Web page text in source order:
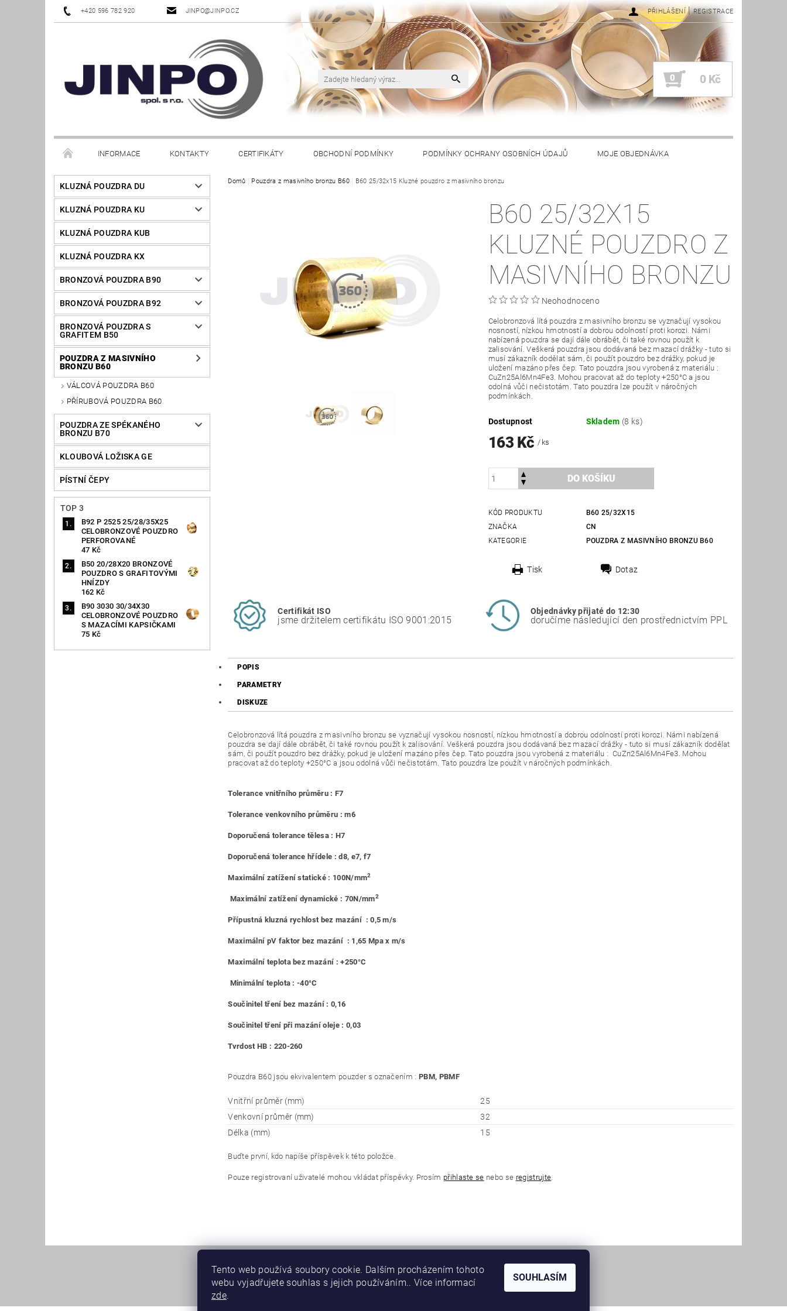
+420 596 782 920 JINPO@JINPO.CZ PŘIHLÁŠENÍ | REGISTRACE
0 0 Kč
INFORMACE KONTAKTY CERTIFIKÁTY OBCHODNÍ PODMÍNKY PODMÍNKY OCHRANY OSOBNÍCH ÚDAJŮ MOJE OBJEDNÁVKA
KLUZNÁ POUZDRA DU
KLUZNÁ POUZDRA KU
KLUZNÁ POUZDRA KUB
KLUZNÁ POUZDRA KX
BRONZOVÁ POUZDRA B90
BRONZOVÁ POUZDRA B92
BRONZOVÁ POUZDRA S
GRAFITEM B50
POUZDRA Z MASIVNÍHO
BRONZU B60
VÁLCOVÁ POUZDRA B60
PŘÍRUBOVÁ POUZDRA B60
POUZDRA ZE SPÉKANÉHO
BRONZU B70
KLOUBOVÁ LOŽISKA GE
PÍSTNÍ ČEPY
TOP 3
B92 P 2525 25/28/35X25
CELOBRONZOVÉ POUZDRO
PERFOROVANÉ
47 Kč
B50 20/28X20 BRONZOVÉ
POUZDRO S GRAFITOVÝMI
HNÍZDY
162 Kč
B90 3030 30/34X30
CELOBRONZOVÉ POUZDRO
S MAZACÍMI KAPSIČKAMI
75 Kč
Domů Pouzdra z masivního bronzu B60 B60 25/32x15 Kluzné pouzdro z masivního bronzu
B60 25/32X15
KLUZNÉ POUZDRO Z
MASIVNÍHO BRONZU
Neohodnoceno
Celobronzová lítá pouzdra z masivního bronzu se vyznačují vysokou
nosností, nízkou hmotností a dobrou odolností proti korozi. Námi
nabízená pouzdra se dají dále obrábět, či také rovnou použít k
zalisování. Veškerá pouzdra jsou dodávaná bez mazací drážky - tuto si
musí zákazník dodělat sám, či použít pouzdro bez drážky, pokud je
uložení mazáno přes čep. Tato pouzdra jsou vyrobená z materiálu :
CuZn25Al6Mn4Fe3. Mohou pracovat až do teploty +250°C a jsou
odolná vůči nečistotám. Tato pouzdra lze použít v náročných
podmínkách.
Dostupnost Skladem (8 ks)
163 Kč/ ks
KÓD PRODUKTU
B60 25/32X15
ZNAČKA
CN
KATEGORIE
POUZDRA Z MASIVNÍHO BRONZU B60
Tisk Dotaz
Certifikát ISO
jsme držitelem certifikátu ISO 9001:2015
Objednávky přijaté do 12:30
doručíme následující den prostřednictvím PPL
POPIS
PARAMETRY
DISKUZE
Celobronzová lítá pouzdra z masivního bronzu se vyznačují vysokou nosností, nízkou hmotností a dobrou odolností proti korozi. Námi nabízená
pouzdra se dají dále obrábět, či také rovnou použít k zalisování. Veškerá pouzdra jsou dodávaná bez mazací drážky - tuto si musí zákazník dodělat
sám, či použít pouzdro bez drážky, pokud je uložení mazáno přes čep. Tato pouzdra jsou vyrobená z materiálu : CuZn25Al6Mn4Fe3. Mohou
pracovat až do teploty +250°C a jsou odolná vůči nečistotám. Tato pouzdra lze použít v náročných podmínkách.
Tolerance vnitřního průměru : F7
Tolerance venkovního průměru : m6
Doporučená tolerance tělesa : H7
Doporučená tolerance hřídele : d8, e7, f7
Maximální zatížení statické : 100N/mm2
Maximální zatížení dynamické : 70N/mm2
Přípustná kluzná rychlost bez mazání : 0,5 m/s
Maximální pV faktor bez mazání : 1,65 Mpa x m/s
Maximální teplota bez mazání : +250°C
Minimální teplota : -40°C
Součinitel tření bez mazání : 0,16
Součinitel tření při mazání oleje : 0,03
Tvrdost HB : 220-260
Pouzdra B60 jsou ekvivalentem pouzder s označením :PBM, PBMF
Vnitřní průměr (mm)
25
Venkovní průměr (mm)
32
Délka (mm)
15
Buďte první, kdo napíše příspěvek k této položce.
Pouze registrovaní uživatelé mohou vkládat příspěvky. Prosím přihlaste se nebo se registrujte.
Tento web používá soubory cookie. Dalším procházením tohoto
webu vyjadřujete souhlas s jejich používáním.. Více informací
zde.
SOUHLASÍM